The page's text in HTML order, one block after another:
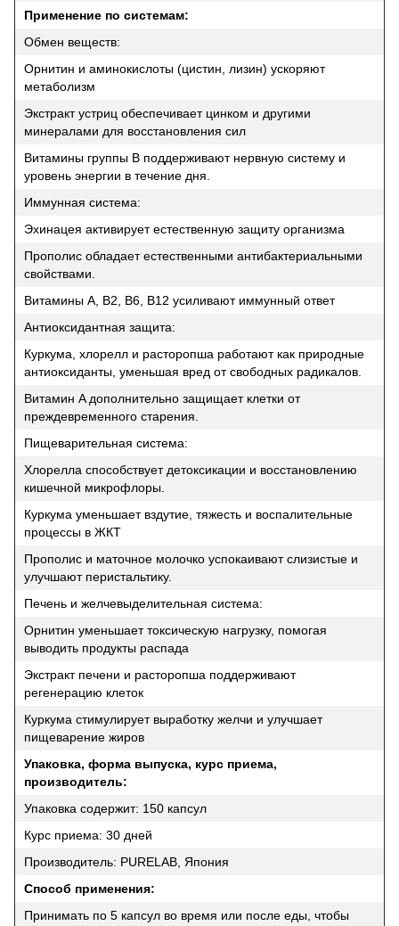
Применение по системам:
Обмен веществ:
Орнитин и аминокислоты (цистин, лизин) ускоряют
метаболизм
Экстракт устриц обеспечивает цинком и другими
минералами для восстановления сил
Витамины группы B поддерживают нервную систему и
уровень энергии в течение дня.
Иммунная система:
Эхинацея активирует естественную защиту организма
Прополис обладает естественными антибактериальными
свойствами.
Витамины A, B2, B6, B12 усиливают иммунный ответ
Антиоксидантная защита:
Куркума, хлорелл и расторопша работают как природные
антиоксиданты, уменьшая вред от свободных радикалов.
Витамин A дополнительно защищает клетки от
преждевременного старения.
Пищеварительная система:
Хлорелла способствует детоксикации и восстановлению
кишечной микрофлоры.
Куркума уменьшает вздутие, тяжесть и воспалительные
процессы в ЖКТ
Прополис и маточное молочко успокаивают слизистые и
улучшают перистальтику.
Печень и желчевыделительная система:
Орнитин уменьшает токсическую нагрузку, помогая
выводить продукты распада
Экстракт печени и расторопша поддерживают
регенерацию клеток
Куркума стимулирует выработку желчи и улучшает
пищеварение жиров
Упаковка, форма выпуска, курс приема,
производитель:
Упаковка содержит: 150 капсул
Курс приема: 30 дней
Производитель: PURELAB, Япония
Способ применения:
Принимать по 5 капсул во время или после еды, чтобы